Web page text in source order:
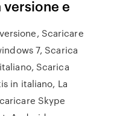
e
Scaricare
7, Scarica
Scarica
in italiano, La
Skype